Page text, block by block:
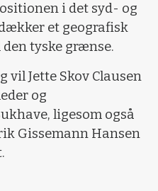
i det syd- og
et geografisk
tyske grænse.
vil Jette Skov Clausen
og
ligesom også
Gissemann Hansen